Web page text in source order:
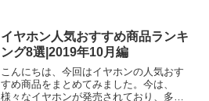
選 70年～80年代...
イヤホン人気おすすめ商品ランキ
ング8選|2019年10月編
こんにちは、今回はイヤホンの人気おす
すめ商品をまとめてみました。今は、
様々なイヤホンが発売されており、多く